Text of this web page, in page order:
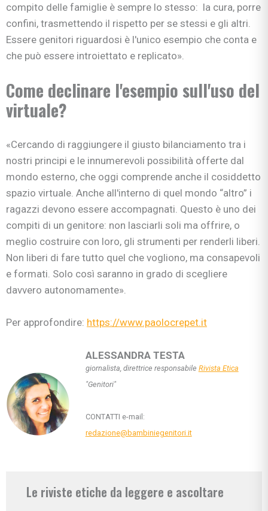
compito delle famiglie è sempre lo stesso: la cura, porre
confini, trasmettendo il rispetto per se stessi e gli altri.
Essere genitori riguardosi è l'unico esempio che conta e
che può essere introiettato e replicato».
Come declinare l'esempio sull'uso del
virtuale?
«Cercando di raggiungere il giusto bilanciamento tra i
nostri principi e le innumerevoli possibilità offerte dal
mondo esterno, che oggi comprende anche il cosiddetto
spazio virtuale. Anche all'interno di quel mondo “altro” i
ragazzi devono essere accompagnati. Questo è uno dei
compiti di un genitore: non lasciarli soli ma offrire, o
meglio costruire con loro, gli strumenti per renderli liberi.
Non liberi di fare tutto quel che vogliono, ma consapevoli
e formati. Solo così saranno in grado di scegliere
davvero autonomamente».
Per approfondire: https://www.paolocrepet.it
ALESSANDRA TESTA
giornalista, direttrice responsabile Rivista Etica
"Genitori"
CONTATTI e-mail:
redazione@bambiniegenitori.it
Le riviste etiche da leggere e ascoltare